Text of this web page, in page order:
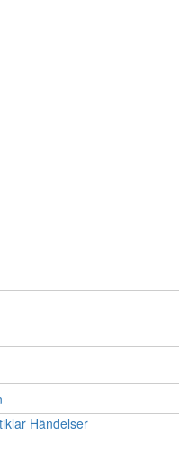
Händelser